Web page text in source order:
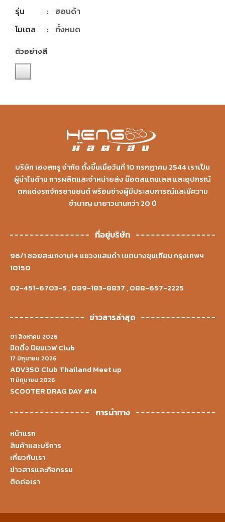
รุ่น
: ฮอนด้า
โมเดล
: ทั้งหมด
ตัวอย่างสี
บริษัท เฮงสกรู จำกัด ตั้งขึ้นเมื่อวันที่ 10 กรกฎาคม 2544 เราเป็น
ผู้นำในด้าน การผลิตและจำหน่ายส่ง น๊อตสแตนเลส และอุปกรณ์
ตกแต่งรถจักรยานยนต์ พร้อมช่างผู้มีประสบการณ์และมีความ
ชำนาญ มายาวนานกว่า 20 ปี
ที่อยู่บริษัท
96/1 ซอยสะแกงาม14 แขวงแสมดำ เขตบางขุนเทียน กรุงเทพฯ
10150
02-451-6703-5,089-183-8837,088-657-2225
ข่าวสารล่าสุด
01 สิงหาคม 2026
มิตติ้ง นิยมเวฟ Club
17 มิถุนายน 2026
ADV350 Club Thailand Meet up
11 มิถุนายน 2026
SCOOTER DRAG DAY #14
การนำทาง
หน้าแรก
สินค้าและบริการ
เกี่ยวกับเรา
ข่าวสารและกิจกรรม
ติดต่อเรา